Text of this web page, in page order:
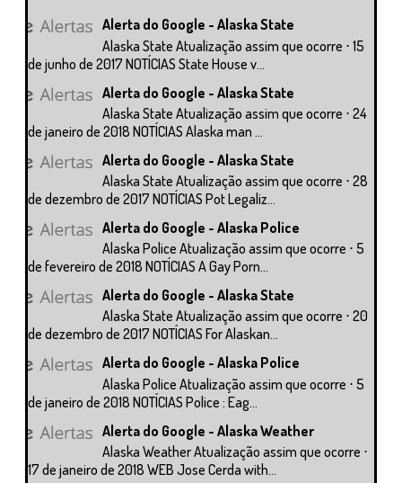
Alerta do Google - Alaska State
Alaska State Atualização assim que ocorre ⋅ 15
de junho de 2017 NOTÍCIAS State House v...
Alerta do Google - Alaska State
Alaska State Atualização assim que ocorre ⋅ 24
de janeiro de 2018 NOTÍCIAS Alaska man ...
Alerta do Google - Alaska State
Alaska State Atualização assim que ocorre ⋅ 28
de dezembro de 2017 NOTÍCIAS Pot Legaliz...
Alerta do Google - Alaska Police
Alaska Police Atualização assim que ocorre ⋅ 5
de fevereiro de 2018 NOTÍCIAS A Gay Porn...
Alerta do Google - Alaska State
Alaska State Atualização assim que ocorre ⋅ 20
de dezembro de 2017 NOTÍCIAS For Alaskan...
Alerta do Google - Alaska Police
Alaska Police Atualização assim que ocorre ⋅ 5
de janeiro de 2018 NOTÍCIAS Police : Eag...
Alerta do Google - Alaska Weather
Alaska Weather Atualização assim que ocorre ⋅
17 de janeiro de 2018 WEB Jose Cerda with...